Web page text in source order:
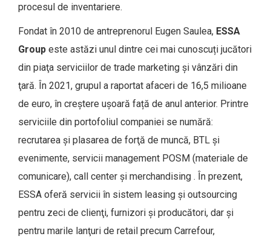
procesul de inventariere.
Fondat în 2010 de antreprenorul Eugen Saulea, ESSA
Group este astăzi unul dintre cei mai cunoscuți jucători
din piaţa serviciilor de trade marketing şi vânzări din
ţară. În 2021, grupul a raportat afaceri de 16,5 milioane
de euro, în creștere ușoară față de anul anterior. Printre
serviciile din portofoliul companiei se numără:
recrutarea şi plasarea de forţă de muncă, BTL şi
evenimente, servicii management POSM (materiale de
comunicare), call center şi merchandising . În prezent,
ESSA oferă servicii în sistem leasing şi outsourcing
pentru zeci de clienţi, furnizori şi producători, dar şi
pentru marile lanţuri de retail precum Carrefour,